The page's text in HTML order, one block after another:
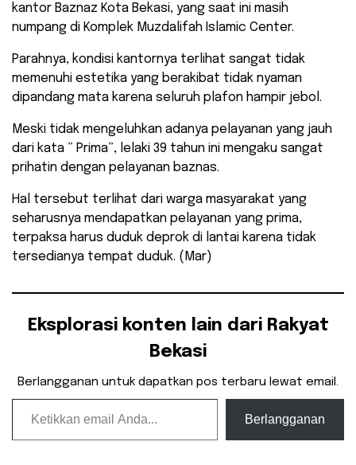
kantor Baznaz Kota Bekasi, yang saat ini masih
numpang di Komplek Muzdalifah Islamic Center.
Parahnya, kondisi kantornya terlihat sangat tidak
memenuhi estetika yang berakibat tidak nyaman
dipandang mata karena seluruh plafon hampir jebol.
Meski tidak mengeluhkan adanya pelayanan yang jauh
dari kata ” Prima”, lelaki 39 tahun ini mengaku sangat
prihatin dengan pelayanan baznas.
Hal tersebut terlihat dari warga masyarakat yang
seharusnya mendapatkan pelayanan yang prima,
terpaksa harus duduk deprok di lantai karena tidak
tersedianya tempat duduk. (Mar)
Eksplorasi konten lain dari Rakyat
Bekasi
Berlangganan untuk dapatkan pos terbaru lewat email.
Ketikkan email Anda...
Berlangganan